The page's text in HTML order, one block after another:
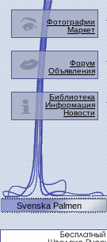
Фотографии
Маркет
Форум
Объявления
Библиотека
Информация
Новости
Svenska Palmen